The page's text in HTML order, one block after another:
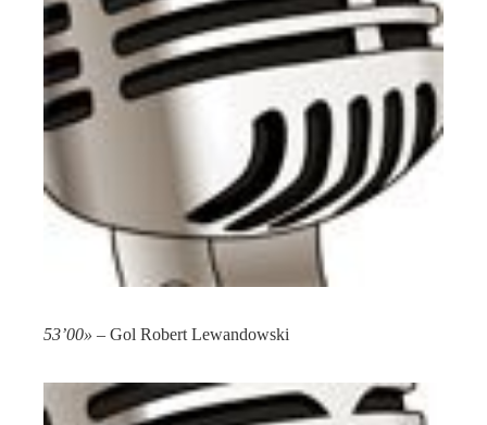
53’00» – Gol Robert Lewandowski